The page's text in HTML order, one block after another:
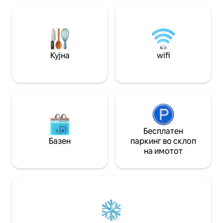
близина на
најдобрите
Источен Лондон.
градина.
Кујна wifi
Базен
Бесплатен
паркинг во склоп
на имотот